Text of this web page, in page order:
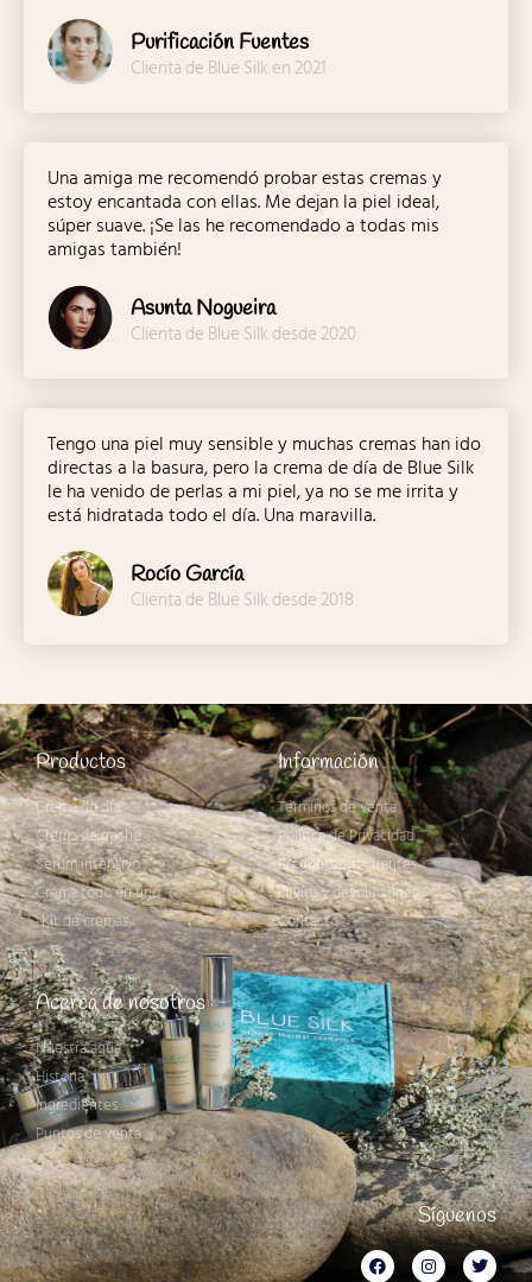
Purificación Fuentes
Clienta de Blue Silk en 2021
Una amiga me recomendó probar estas cremas y
estoy encantada con ellas. Me dejan la piel ideal,
súper suave. ¡Se las he recomendado a todas mis
amigas también!
Asunta Nogueira
Clienta de Blue Silk desde 2020
Tengo una piel muy sensible y muchas cremas han ido
directas a la basura, pero la crema de día de Blue Silk
le ha venido de perlas a mi piel, ya no se me irrita y
está hidratada todo el día. Una maravilla.
Rocío García
Clienta de Blue Silk desde 2018
Productos
Crema de día
Crema de noche
Serum intensivo
Crema todo en uno
Kit de cremas
Información
Términos de venta
Política de Privacidad
Preguntas frecuentes
Envíos y devoluciones
Contacto
Acerca de nosotros
Nuestra agua
Historia
Ingredientes
Puntos de venta
Síguenos